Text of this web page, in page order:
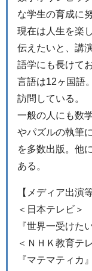
な学生の育成に
現在は人生を楽
伝えたいと、講
語学にも長けて
言語は12ヶ国語
訪問している。
一般の人にも数
やパズルの執筆
を多数出版。他
ある。
【メディア出演等
＜日本テレビ＞
『世界一受けた
＜ＮＨＫ教育テ
『マテマティカ